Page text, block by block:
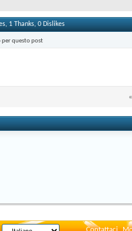
1 Thanks, 0 Dislikes
per questo post
«